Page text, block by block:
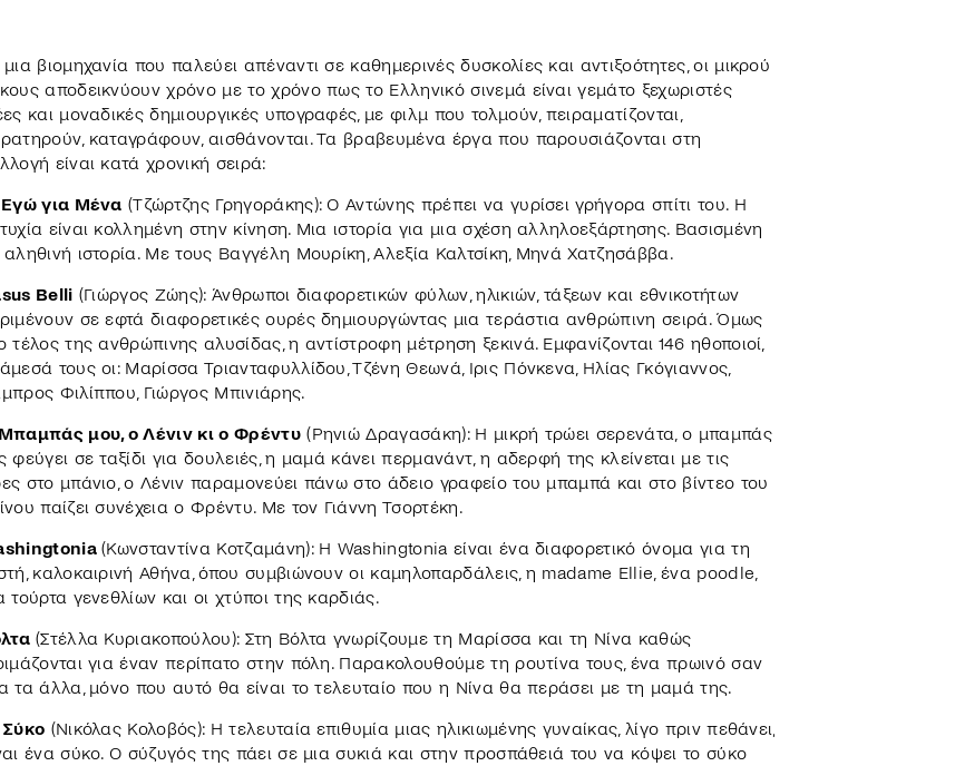
βιομηχανία που παλεύει απέναντι σε καθημερινές δυσκολίες και αντιξοότητες, οι μικρού
αποδεικνύουν χρόνο με το χρόνο πως το Ελληνικό σινεμά είναι γεμάτο ξεχωριστές
και μοναδικές δημιουργικές υπογραφές, με φιλμ που τολμούν, πειραματίζονται,
καταγράφουν, αισθάνονται. Τα βραβευμένα έργα που παρουσιάζονται στη
είναι κατά χρονική σειρά:
Εγώ για Μένα (Τζώρτζης Γρηγοράκης): O Αντώνης πρέπει να γυρίσει γρήγορα σπίτι του. H
είναι κολλημένη στην κίνηση. Μια ιστορία για μια σχέση αλληλοεξάρτησης. Βασισμένη
ιστορία. Με τους Βαγγέλη Μουρίκη, Αλεξία Καλτσίκη, Μηνά Χατζησάββα.
Belli (Γιώργος Ζώης): Άνθρωποι διαφορετικών φύλων, ηλικιών, τάξεων και εθνικοτήτων
σε εφτά διαφορετικές ουρές δημιουργώντας μια τεράστια ανθρώπινη σειρά. Όμως
τέλος της ανθρώπινης αλυσίδας, η αντίστροφη μέτρηση ξεκινά. Εμφανίζονται 146 ηθοποιοί,
τους οι: Μαρίσσα Τριανταφυλλίδου, Τζένη Θεωνά, Ιρις Πόνκενα, Ηλίας Γκόγιαννος,
Φιλίππου, Γιώργος Μπινιάρης.
μου, ο Λένιν κι ο Φρέντυ(Ρηνιώ Δραγασάκη): Η μικρή τρώει σερενάτα, ο μπαμπάς
φεύγει σε ταξίδι για δουλειές, η μαμά κάνει περμανάντ, η αδερφή της κλείνεται με τις
στο μπάνιο, ο Λένιν παραμονεύει πάνω στο άδειο γραφείο του μπαμπά και στο βίντεο του
παίζει συνέχεια ο Φρέντυ. Με τον Γιάννη Τσορτέκη.
(Κωνσταντίνα Κοτζαμάνη): Η Washingtonia είναι ένα διαφορετικό όνομα για τη
καλοκαιρινή Αθήνα, όπου συμβιώνουν οι καμηλοπαρδάλεις, η madame Ellie, ένα poodle,
τούρτα γενεθλίων και οι χτύποι της καρδιάς.
(Στέλλα Κυριακοπούλου): Στη Βόλτα γνωρίζουμε τη Μαρίσσα και τη Νίνα καθώς
για έναν περίπατο στην πόλη. Παρακολουθούμε τη ρουτίνα τους, ένα πρωινό σαν
τα άλλα, μόνο που αυτό θα είναι το τελευταίο που η Νίνα θα περάσει με τη μαμά της.
Σύκο (Νικόλας Κολοβός): Η τελευταία επιθυμία μιας ηλικιωμένης γυναίκας, λίγο πριν πεθάνει,
ένα σύκο. Ο σύζυγός της πάει σε μια συκιά και στην προσπάθειά του να κόψει το σύκο